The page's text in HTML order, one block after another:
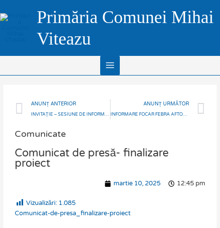
to
Primăria Comunei Mihai
Viteazu
Menu
Prev
ANUNȚ ANTERIOR
INVITAȚIE – SESIUNE DE INFORMARE
ANUNȚ URMĂTOR
INFORMARE FOCAR FEBRA AFTOASĂ APĂRUTĂ ÎN UNGARIA ȘI MĂSURILE DE PREVENIRE AL APARIȚIEI ACESTEIA ÎN ROMÂNIA
Comunicate
Comunicat de presă- finalizare
proiect
martie 10, 2025 12:45 pm
Vizualizări: 1.085
Comunicat-de-presa_finalizare-proiect